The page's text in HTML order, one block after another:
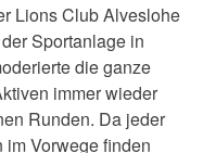
Lions Club Alveslohe
Sportanlage in
die ganze
immer wieder
Runden. Da jeder
Vorwege finden